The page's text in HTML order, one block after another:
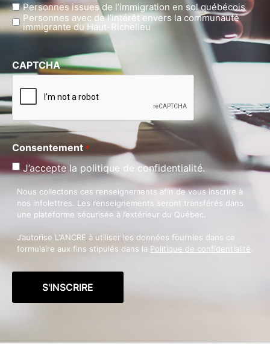
Personnes issues de l’immigration en sol québécois
Personnes avec de l’intérêt envers la communauté
immigrante du Haut-Richelieu
CAPTCHA
Consentement *
J’accepte la politique de confidentialité.
Nous collectons ces renseignements afin de vous inscrire à
nos infolettres. Les renseignements seront transférés dans
une plateforme sécurisée à l’extérieur du Québec.
J’autorise L'ANCRE à utiliser les données fournies dans ce
formulaire aux fins stipulés dans la Politique de confidentialité